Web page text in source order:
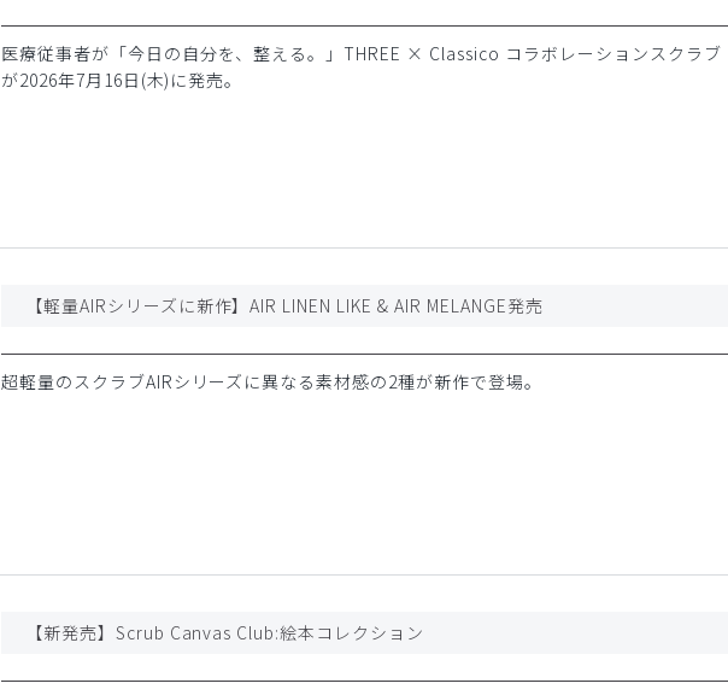
医療従事者が「今日の自分を、整える。」THREE × Classico コラボレーションスクラブ
が2026年7月16日(木)に発売。
【軽量AIRシリーズに新作】AIR LINEN LIKE & AIR MELANGE発売
超軽量のスクラブAIRシリーズに異なる素材感の2種が新作で登場。
【新発売】Scrub Canvas Club:絵本コレクション